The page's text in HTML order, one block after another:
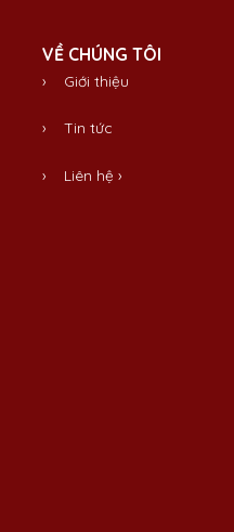
VỀ CHÚNG TÔI
› Giới thiệu
›Tin tức
› Liên hệ ›